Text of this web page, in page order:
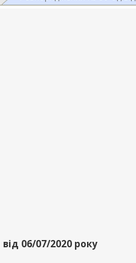
від 06/07/2020 року